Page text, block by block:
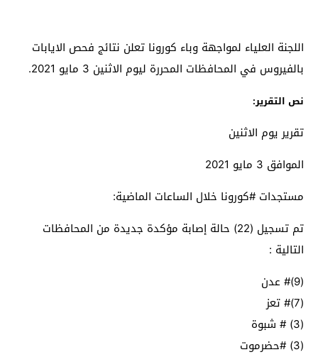
اللجنة العلياء لمواجهة وباء كورونا تعلن نتائج فحص الايابات
بالفيروس في المحافظات المحررة ليوم الاثنين 3 مايو 2021.
نص التقرير:
تقرير يوم الاثنين
الموافق 3 مايو 2021
‏مستجدات ‎#كورونا خلال الساعات الماضية:
تم تسجيل (22) حالة إصابة مؤكدة جديدة من المحافظات
التالية :
(9)# عدن
(7)# تعز
(3) # شبوة
(3) #حضرموت